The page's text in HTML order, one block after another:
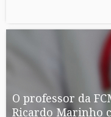
O professor da
Ricardo Marinho